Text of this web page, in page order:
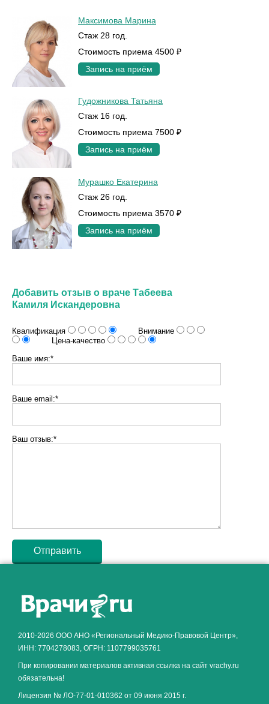
Максимова Марина
Стаж 28 год.
Стоимость приема 4500 ₽
Запись на приём
Гудожникова Татьяна
Стаж 16 год.
Стоимость приема 7500 ₽
Запись на приём
Мурашко Екатерина
Стаж 26 год.
Стоимость приема 3570 ₽
Запись на приём
Добавить отзыв о враче Табеева
Камиля Искандеровна
Квалификация
Внимание
Цена-качество
Ваше имя:*
Ваше email:*
Ваш отзыв:*
2010-2026 ООО АНО «Региональный Медико-Правовой Центр»,
ИНН: 7704278083, ОГРН: 1107799035761
При копировании материалов активная ссылка на сайт vrachy.ru
обязательна!
Лицензия № ЛО-77-01-010362 от 09 июня 2015 г.